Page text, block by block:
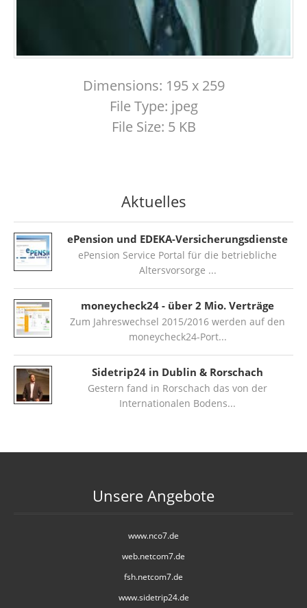
Dimensions: 195 x 259
File Type: jpeg
File Size: 5 KB
Aktuelles
ePension und EDEKA-Versicherungsdienste
ePension Service Portal für die betriebliche
Altersvorsorge
moneycheck24 - über 2 Mio. Verträge
Zum Jahreswechsel 2015/2016 werden auf den
moneycheck24-Port
Sidetrip24 in Dublin & Rorschach
Gestern fand in Rorschach das von der
Internationalen Bodens
Unsere Angebote
www.nco7.de
web.netcom7.de
fsh.netcom7.de
www.sidetrip24.de